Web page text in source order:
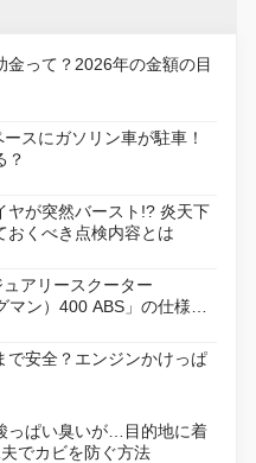
金って？2026年の金額の目
スにガソリン車が駐車！
？
ヤが突然バースト!? 炎天下
おくべき点検内容とは
アリースクーター
マン）400 ABS」の仕様を
で安全？エンジンかけっぱ
っぱい臭いが…目的地に着
でカビを防ぐ方法